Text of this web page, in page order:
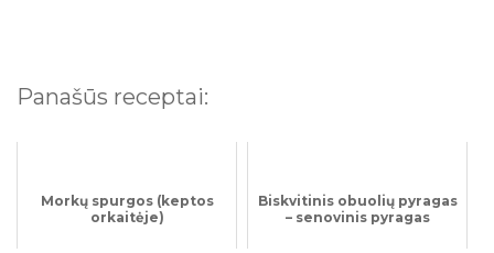
Panašūs receptai:
Morkų spurgos (keptos
orkaitėje)
Biskvitinis obuolių pyragas
– senovinis pyragas